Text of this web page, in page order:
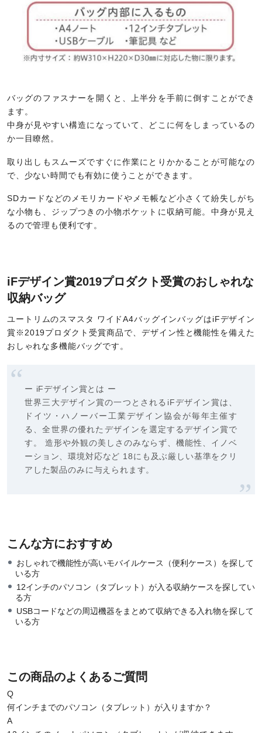
バッグのファスナーを開くと、上半分を手前に倒すことができ
ます。
中身が見やすい構造になっていて、どこに何をしまっているの
か一目瞭然。
取り出しもスムーズですぐに作業にとりかかることが可能なの
で、少ない時間でも有効に使うことができます。
SDカードなどのメモリカードやメモ帳など小さくて紛失しがち
な小物も、ジップつきの小物ポケットに収納可能。中身が見え
るので管理も便利です。
iFデザイン賞2019プロダクト受賞のおしゃれな
収納バッグ
ユートリムのスマスタ ワイドA4バッグインバッグはiFデザイン
賞※2019プロダクト受賞商品で、デザイン性と機能性を備えた
おしゃれな多機能バッグです。
ー iFデザイン賞とは ー
世界三大デザイン賞の一つとされるiFデザイン賞は、
ドイツ・ハノーバー工業デザイン協会が毎年主催す
る、全世界の優れたデザインを選定するデザイン賞で
す。 造形や外観の美しさのみならず、機能性、イノベ
ーション、環境対応など 18にも及ぶ厳しい基準をクリ
アした製品のみに与えられます。
こんな方におすすめ
おしゃれで機能性が高いモバイルケース（便利ケース）を探して
いる方
12インチのパソコン（タブレット）が入る収納ケースを探してい
る方
USBコードなどの周辺機器をまとめて収納できる入れ物を探して
いる方
この商品のよくあるご質問
Q
何インチまでのパソコン（タブレット）が入りますか？
A